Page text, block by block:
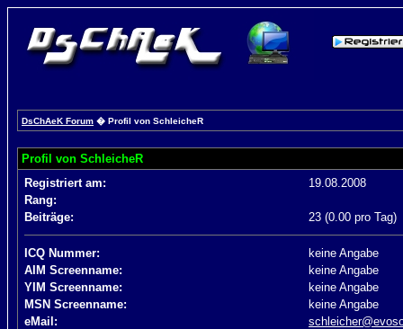
DsChAeK Forum � Profil von SchleicheR
Profil von SchleicheR
Registriert am:
19.08.2008
Rang:
Beiträge:
23 (0.00 pro Tag)
ICQ Nummer:
keine Angabe
AIM Screenname:
keine Angabe
YIM Screenname:
keine Angabe
MSN Screenname:
keine Angabe
eMail: